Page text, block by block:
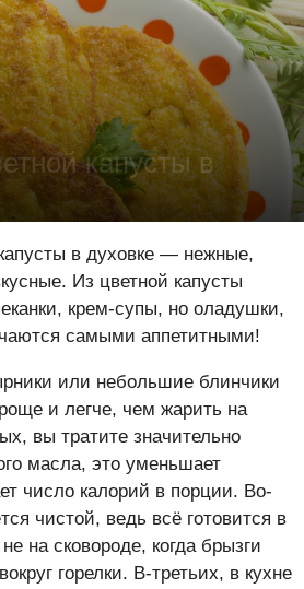
капусты в
в духовке — нежные,
Из цветной капусты
крем-супы, но оладушки,
самыми аппетитными!
или небольшие блинчики
и легче, чем жарить на
вы тратите значительно
масла, это уменьшает
число калорий в порции. Во-
чистой, ведь всё готовится в
на сковороде, когда брызги
горелки. В-третьих, в кухне